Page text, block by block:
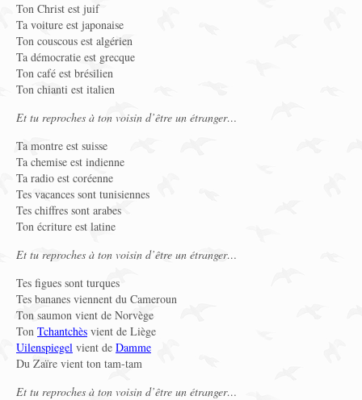
Ton Christ est juif
Ta voiture est japonaise
Ton couscous est algérien
Ta démocratie est grecque
Ton café est brésilien
Ton chianti est italien
Et tu reproches à ton voisin d’être un étranger…
Ta montre est suisse
Ta chemise est indienne
Ta radio est coréenne
Tes vacances sont tunisiennes
Tes chiffres sont arabes
Ton écriture est latine
Et tu reproches à ton voisin d’être un étranger…
Tes figues sont turques
Tes bananes viennent du Cameroun
Ton saumon vient de Norvège
Ton Tchantchès vient de Liège
Uilenspiegel vient de Damme
Du Zaïre vient ton tam-tam
Et tu reproches à ton voisin d’être un étranger…